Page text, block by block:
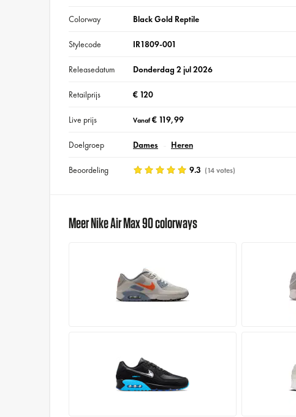
Colorway Black Gold Reptile
Stylecode IR1809-001
Releasedatum Donderdag 2 jul 2026
Retailprijs € 120
Live prijs Vanaf€ 119,99
Doelgroep Dames Heren
Beoordeling 9.3 (14 votes)
Meer Nike Air Max 90 colorways